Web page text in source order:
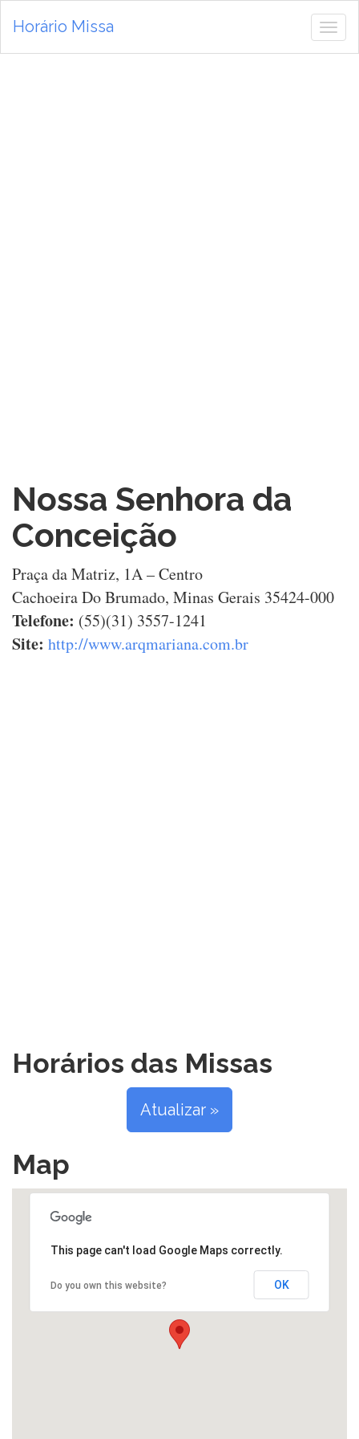
de
Horário Missa
Nossa Senhora da
Conceição
Praça da Matriz, 1A – Centro
Cachoeira Do Brumado, Minas Gerais 35424-000
Telefone: (55)(31) 3557-1241
Site: http://www.arqmariana.com.br
Horários das Missas
Atualizar »
Map
This page can't load Google Maps correctly.
Do you own this website? OK